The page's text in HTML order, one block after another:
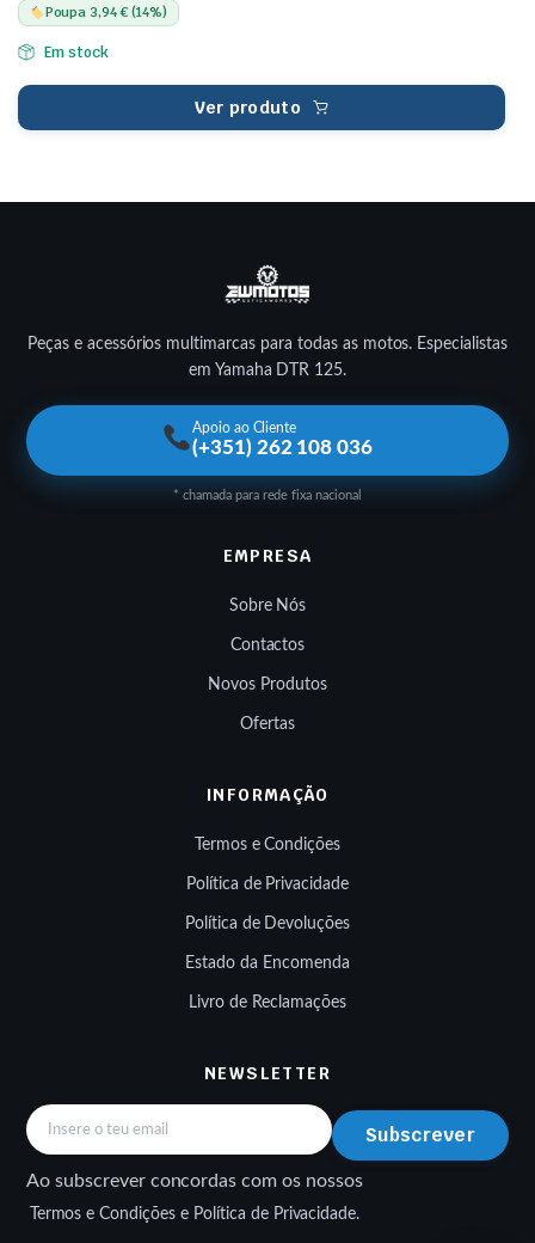
Poupa 3,94 € (14%)
Em stock
Ver produto
Peças e acessórios multimarcas para todas as motos. Especialistas
em Yamaha DTR 125.
Apoio ao Cliente
(+351) 262 108 036
* chamada para rede fixa nacional
EMPRESA
Sobre Nós
Contactos
Novos Produtos
Ofertas
INFORMAÇÃO
Termos e Condições
Política de Privacidade
Política de Devoluções
Estado da Encomenda
Livro de Reclamações
NEWSLETTER
Subscrever
Ao subscrever concordas com os nossos
Termos e Condições e Política de Privacidade.